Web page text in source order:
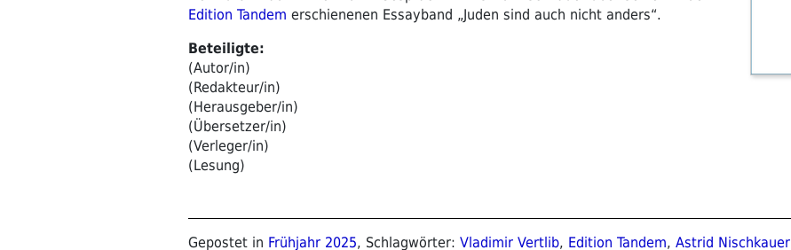
Edition Tandem erschienenen Essayband „Juden sind auch nicht anders“.
Beteiligte:
(Autor/in)
(Redakteur/in)
(Herausgeber/in)
(Übersetzer/in)
(Verleger/in)
(Lesung)
Gepostet in Frühjahr 2025, Schlagwörter: Vladimir Vertlib, Edition Tandem, Astrid Nischkauer